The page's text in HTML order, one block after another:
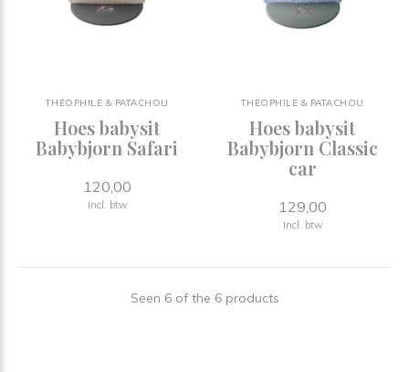
THÉOPHILE & PATACHOU
Hoes babysit
Babybjorn Safari
120,00
Incl. btw
THÉOPHILE & PATACHOU
Hoes babysit
Babybjorn Classic
car
129,00
Incl. btw
Seen 6 of the 6 products